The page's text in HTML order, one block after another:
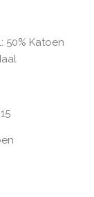
50% Katoen